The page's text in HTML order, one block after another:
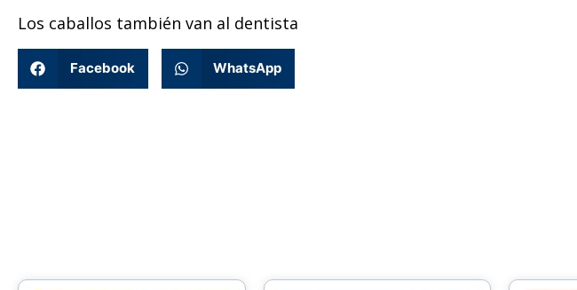
Los caballos también van al dentista
Facebook WhatsApp